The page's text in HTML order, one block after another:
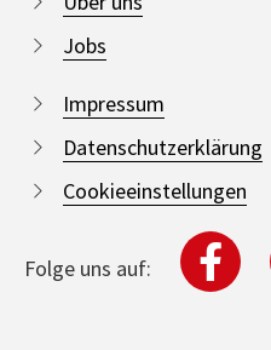
Jobs
Impressum
Datenschutzerklärung
Cookieeinstellungen
Folge uns auf: